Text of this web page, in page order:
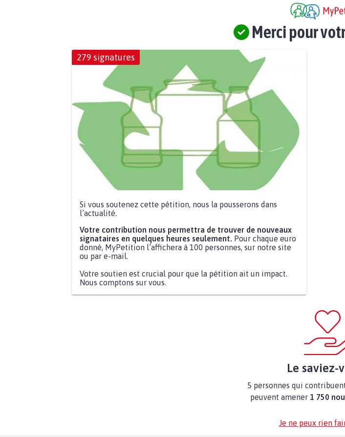
Merci pour
279 signatures
Si vous soutenez cette pétition, nous la pousserons dans
l’actualité.
Votre contribution nous permettra de trouver de nouveaux
signataires en quelques heures seulement. Pour chaque euro
donné, MyPetition l’affichera à 100 personnes, sur notre site
ou par e-mail.
Votre soutien est crucial pour que la pétition ait un impact.
Nous comptons sur vous.
Le saviez-
5 personnes qui
peuvent amener 1 750
Je ne peux rien